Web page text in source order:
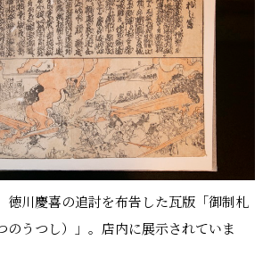
徳川慶喜の追討を布告した瓦版「御制札
のうつし）」。店内に展示されていま